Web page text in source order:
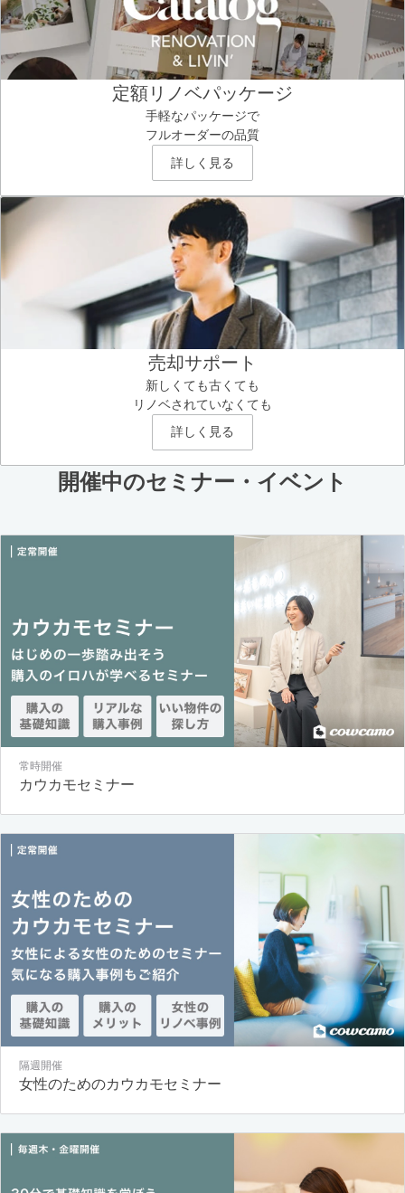
定額リノベパッケージ
手軽なパッケージで
フルオーダーの品質
詳しく見る
売却サポート
新しくても古くても
リノベされていなくても
詳しく見る
開催中のセミナー・イベント
常時開催
カウカモセミナー
隔週開催
女性のためのカウカモセミナー